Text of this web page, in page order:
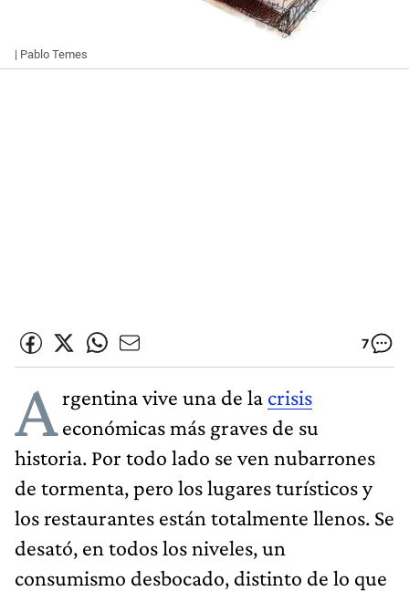
| Pablo Temes
7
Argentina vive una de la crisis
económicas más graves de su
historia. Por todo lado se ven nubarrones
de tormenta, pero los lugares turísticos y
los restaurantes están totalmente llenos. Se
desató, en todos los niveles, un
consumismo desbocado, distinto de lo que